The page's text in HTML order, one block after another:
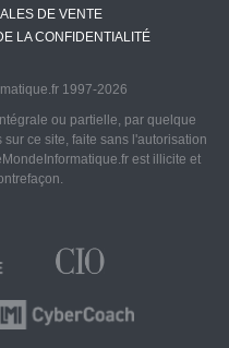
DE VENTE
LA CONFIDENTIALITÉ
1997-2026
ou partielle, par quelque
ce site, faite sans l'autorisation
est illicite et